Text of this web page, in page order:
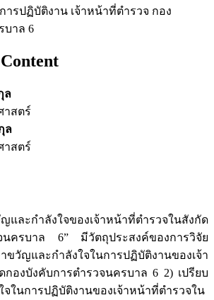
รปฏิบัติงาน เจ้าหน้าที่ตำรวจ กอง
บาล 6
ล
าสตร์
ล
าสตร์
และกำลังใจของเจ้าหน้าที่ตำรวจในสังกัด
นครบาล 6” มีวัตถุประสงค์ของการวิจัย
วัญและกำลังใจในการปฏิบัติงานของเจ้า
กองบังคับการตำรวจนครบาล 6 2) เปรียบ
จในการปฏิบัติงานของเจ้าหน้าที่ตำรวจใน